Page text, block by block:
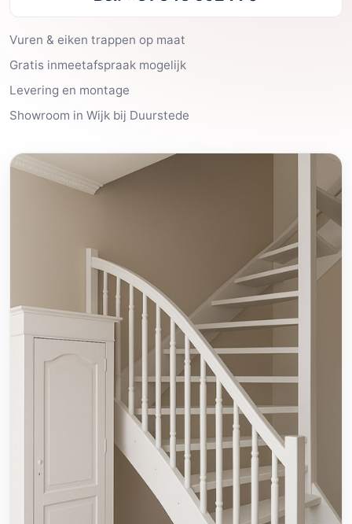
Vuren & eiken trappen op maat
Gratis inmeetafspraak mogelijk
Levering en montage
Showroom in Wijk bij Duurstede